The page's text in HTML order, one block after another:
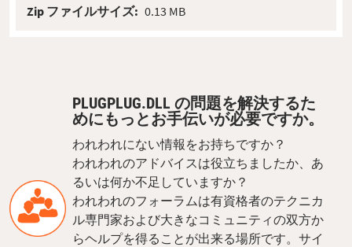
Zip ファイルサイズ: 0.13 MB
PLUGPLUG.DLL の問題を解決するた
めにもっとお手伝いが必要ですか。
われわれにない情報をお持ちですか？
われわれのアドバイスは役立ちましたか、あ
るいは何か不足していますか？
われわれのフォーラムは有資格者のテクニカ
ル専門家および大きなコミュニティの双方か
らヘルプを得ることが出来る場所です。サイ